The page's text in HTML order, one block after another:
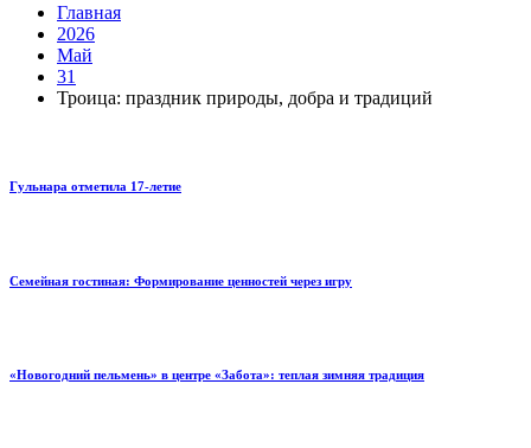
Главная
2026
Май
31
Троица: праздник природы, добра и традиций
Гульнара отметила 17‑летие
Семейная гостиная: Формирование ценностей через игру
«Новогодний пельмень» в центре «Забота»: теплая зимняя традиция